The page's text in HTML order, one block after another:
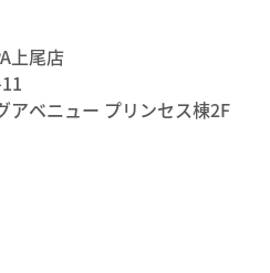
上尾店
ベニュー プリンセス棟2F